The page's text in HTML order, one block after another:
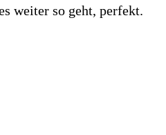
weiter so geht, perfekt.